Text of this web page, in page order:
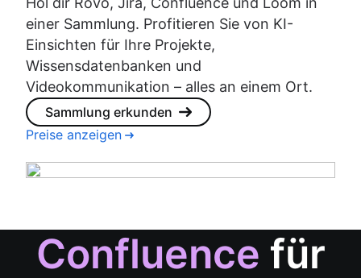
einer Sammlung. Profitieren Sie von KI-
Einsichten für Ihre Projekte,
Wissensdatenbanken und
Videokommunikation – alles an einem Ort.
Sammlung erkunden
Preise anzeigen
Confluence für